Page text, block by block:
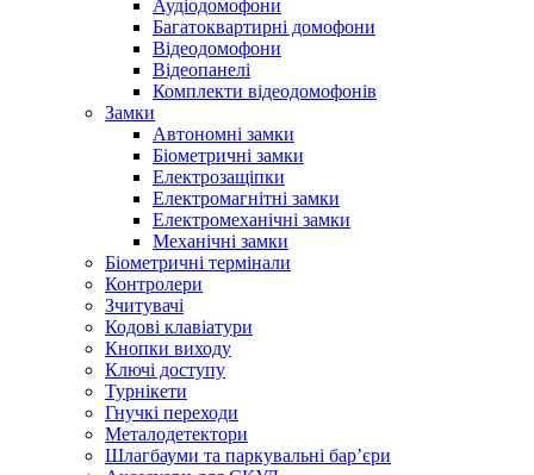
Аудіодомофони
Багатоквартирні домофони
Відеодомофони
Відеопанелі
Комплекти відеодомофонів
Замки
Автономні замки
Біометричні замки
Електрозащіпки
Електромагнітні замки
Електромеханічні замки
Механічні замки
Біометричні термінали
Контролери
Зчитувачі
Кодові клавіатури
Кнопки виходу
Ключі доступу
Турнікети
Гнучкі переходи
Металодетектори
Шлагбауми та паркувальні бар’єри